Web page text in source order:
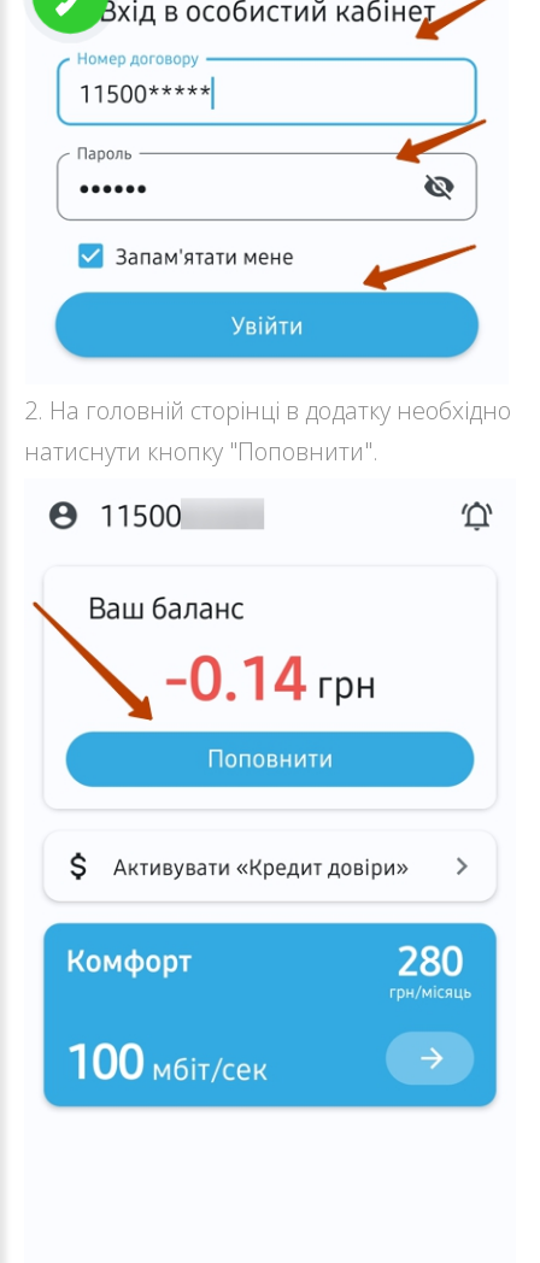
2. На головній сторінці в додатку необхідно
натиснути кнопку "Поповнити".